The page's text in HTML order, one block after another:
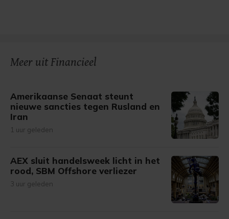
Meer uit Financieel
Amerikaanse Senaat steunt
nieuwe sancties tegen Rusland en
Iran
1 uur geleden
AEX sluit handelsweek licht in het
rood, SBM Offshore verliezer
3 uur geleden